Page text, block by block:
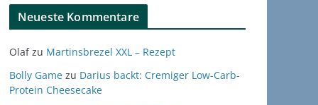
Neueste Kommentare
Olafzu Martinsbrezel XXL – Rezept
Bolly Game zu Darius backt: Cremiger Low-Carb-
Protein Cheesecake